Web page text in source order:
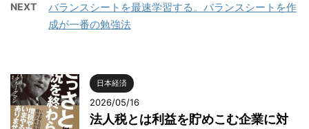
NEXT
バランスシートを最速学習する。バランスシートを作
成が一番の勉強法
日本経済
2026/05/16
法人税とは利益を貯めこむ企業に対